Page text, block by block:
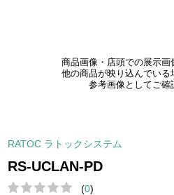
商品画像・店頭での展示画
他の商品が映り込んでいる
参考画像としてご確
RATOC ラトックシステム
RS-UCLAN-PD
(0)